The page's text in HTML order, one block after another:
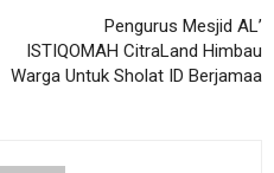
Pengurus Mesjid AL’
ISTIQOMAH CitraLand Himbau
Warga Untuk Sholat ID Berjamaa